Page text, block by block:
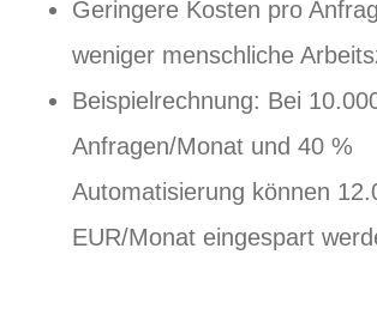
Geringere Kosten pro
weniger menschliche
Beispielrechnung: Bei
Anfragen/Monat und 40 %
Automatisierung können
EUR/Monat eingespart